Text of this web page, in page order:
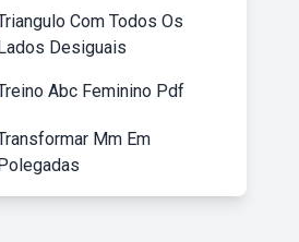
Com Todos Os
Desiguais
Abc Feminino Pdf
Mm Em